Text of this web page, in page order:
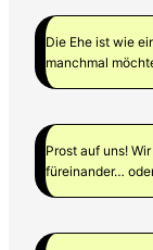
Die Ehe ist wie
manchmal
Prost auf uns!
füreinander…